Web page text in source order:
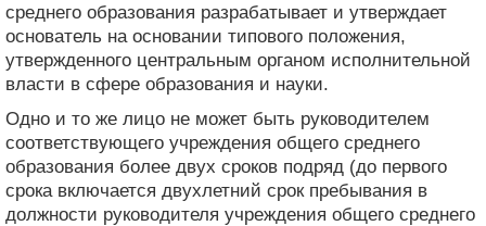
среднего образования разрабатывает и утверждает
основатель на основании типового положения,
утвержденного центральным органом исполнительной
власти в сфере образования и науки.
Одно и то же лицо не может быть руководителем
соответствующего учреждения общего среднего
образования более двух сроков подряд (до первого
срока включается двухлетний срок пребывания в
должности руководителя учреждения общего среднего